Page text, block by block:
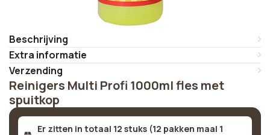
Beschrijving
Extra informatie
Verzending
Reinigers Multi Profi 1000ml fles met
spuitkop
Er zitten in totaal 12 stuks (12 pakken maal 1